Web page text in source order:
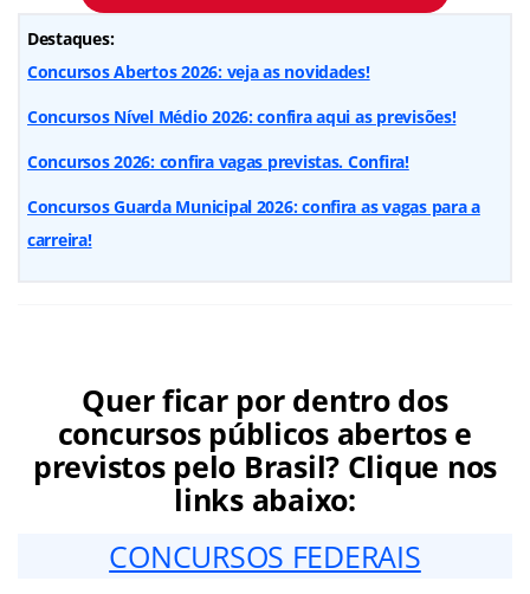
Destaques:
Concursos Abertos 2026: veja as novidades!
Concursos Nível Médio 2026: confira aqui as previsões!
Concursos 2026: confira vagas previstas. Confira!
Concursos Guarda Municipal 2026: confira as vagas para a
carreira!
Quer ficar por dentro dos
concursos públicos abertos e
previstos pelo Brasil? Clique nos
links abaixo:
CONCURSOS FEDERAIS